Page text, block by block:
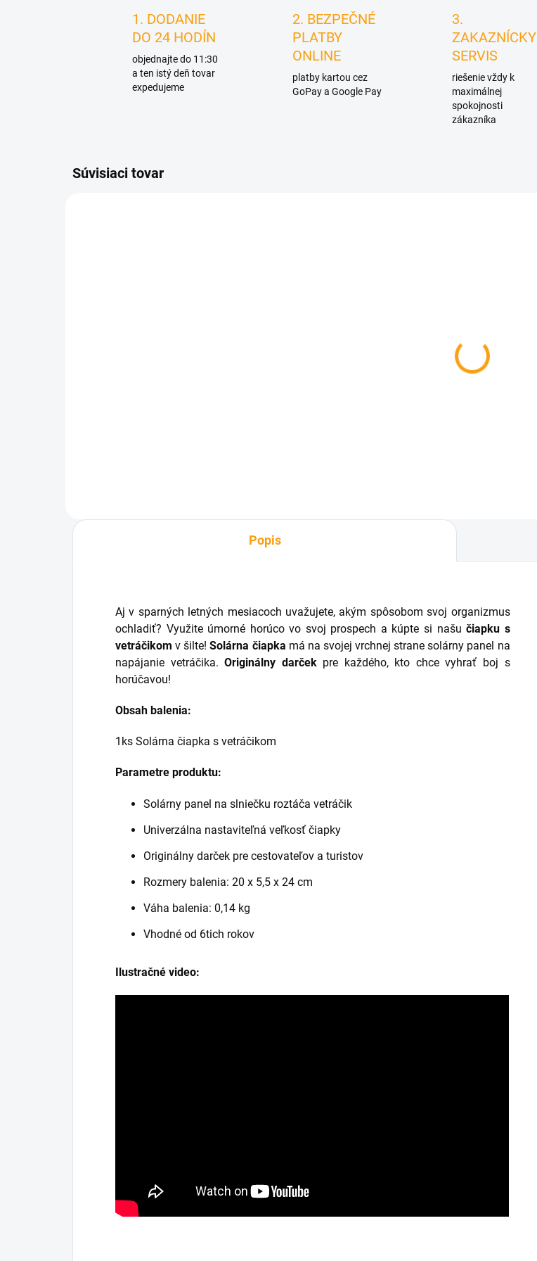
1. DODANIE
DO 24 HODÍN
objednajte do 11:30
a ten istý deň tovar
expedujeme
2. BEZPEČNÉ
PLATBY
ONLINE
platby kartou cez
GoPay a Google Pay
3.
ZAKAZNÍCKY
SERVIS
riešenie vždy k
maximálnej
spokojnosti
zákazníka
Súvisiaci tovar
Popis
Aj v sparných letných mesiacoch uvažujete, akým spôsobom svoj organizmus
ochladiť? Využite úmorné horúco vo svoj prospech a kúpte si našučiapku s
vetráčikom v šilte!Solárna čiapka má na svojej vrchnej strane solárny panel na
napájanie vetráčika.Originálny darčekpre každého, kto chce vyhrať boj s
horúčavou!
Obsah balenia:
1ks Solárna čiapka s vetráčikom
Parametre produktu:
Solárny panel na slniečku roztáča vetráčik
Univerzálna nastaviteľná veľkosť čiapky
Originálny darček pre cestovateľov a turistov
Rozmery balenia: 20 x 5,5 x 24 cm
Váha balenia: 0,14 kg
Vhodné od 6tich rokov
Ilustračné video: